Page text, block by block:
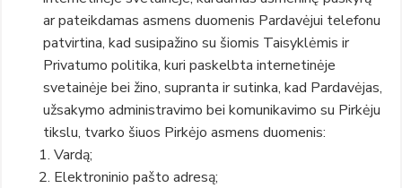
ar pateikdamas asmens duomenis Pardavėjui telefonu
patvirtina, kad susipažino su šiomis Taisyklėmis ir
Privatumo politika, kuri paskelbta internetinėje
svetainėje bei žino, supranta ir sutinka, kad Pardavėjas,
užsakymo administravimo bei komunikavimo su Pirkėju
tikslu, tvarko šiuos Pirkėjo asmens duomenis:
Vardą;
Elektroninio pašto adresą;